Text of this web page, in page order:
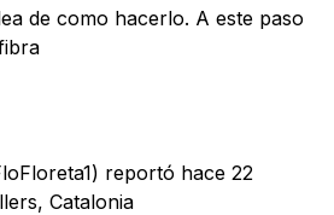
de como hacerlo. A este paso
reportó hace 22
Catalonia